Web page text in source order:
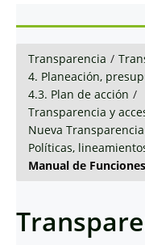
Transparencia /
4. Planeación,
4.3. Plan de acción /
Transparencia y
Nueva
Políticas,
Manual de Funciones